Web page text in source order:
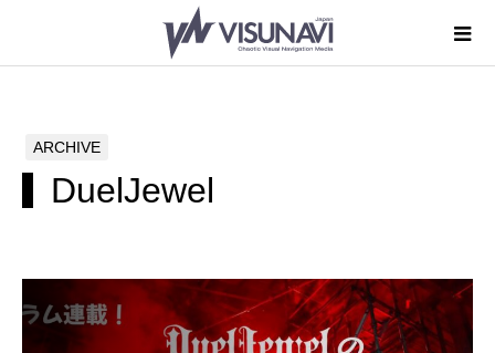
DuelJewel
ARCHIVE